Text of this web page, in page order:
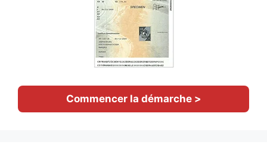
Commencer la démarche >